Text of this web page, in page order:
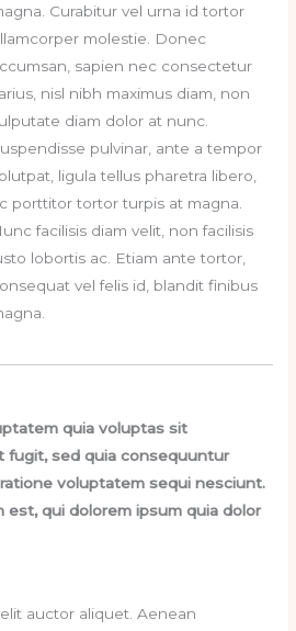
Curabitur vel urna id tortor
molestie. Donec
sapien nec consectetur
nisl nibh maximus diam, non
diam dolor at nunc.
pulvinar, ante a tempor
ligula tellus pharetra libero,
porttitor tortor turpis at magna.
facilisis diam velit, non facilisis
lobortis ac. Etiam ante tortor,
vel felis id, blandit finibus
quia voluptas sit
fugit, sed quia consequuntur
voluptatem sequi nesciunt.
est, qui dolorem ipsum quia dolor
auctor aliquet. Aenean